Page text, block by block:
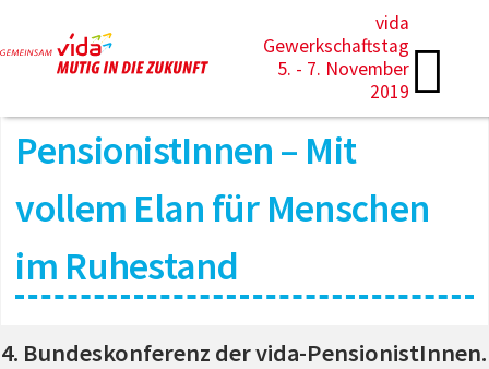
vida
Gewerkschaftstag
5. - 7. November
2019
PensionistInnen – Mit
vollem Elan für Menschen
im Ruhestand
4. Bundeskonferenz der vida-PensionistInnen.